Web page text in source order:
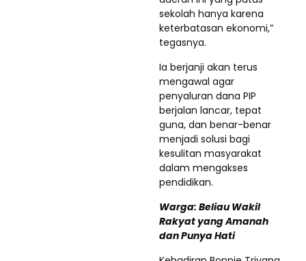
sekolah hanya karena
keterbatasan ekonomi,”
tegasnya.
Ia berjanji akan terus
mengawal agar
penyaluran dana PIP
berjalan lancar, tepat
guna, dan benar-benar
menjadi solusi bagi
kesulitan masyarakat
dalam mengakses
pendidikan.
Warga: Beliau Wakil
Rakyat yang Amanah
dan Punya Hati